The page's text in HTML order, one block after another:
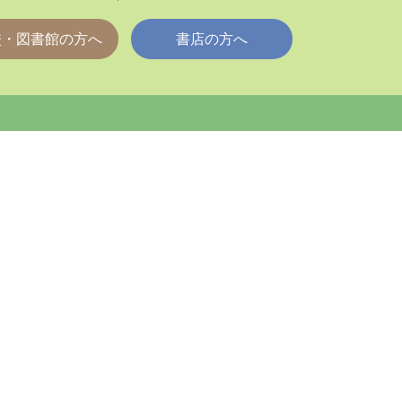
図書館の方へ 書店の方へ